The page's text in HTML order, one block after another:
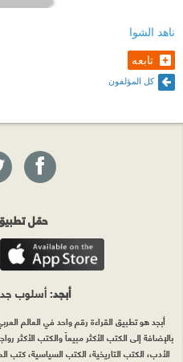
ناهد الشوا
تابعه
كل المؤلفون
حمّل
أبجد: أسلوب
أبجد هو تطبيق القراءة رقم واحد في العالم
بالإضافة إلى الكتب الأكثر مبيعاً والكتب
الأدب، الكتب التاريخية، الكتب السياسية، كتب